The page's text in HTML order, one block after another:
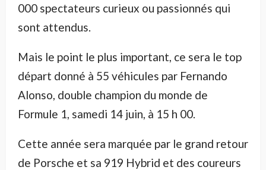
000 spectateurs curieux ou passionnés qui
sont attendus.
Mais le point le plus important, ce sera le top
départ donné à 55 véhicules par Fernando
Alonso, double champion du monde de
Formule 1, samedi 14 juin, à 15 h 00.
Cette année sera marquée par le grand retour
de Porsche et sa 919 Hybrid et des coureurs